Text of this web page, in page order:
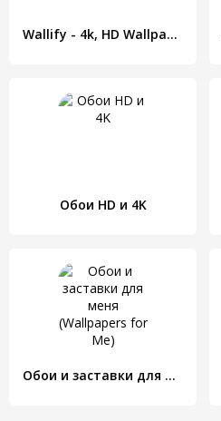
Wallify - 4k, HD Wallpapers & backgrounds
Обои HD и 4K
Обои и заставки для меня (Wallpapers for Me)